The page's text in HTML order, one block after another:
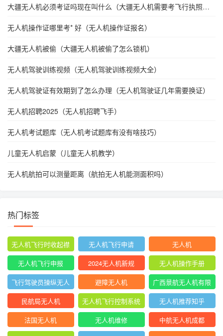
大疆无人机必须考证吗现在叫什么（大疆无人机需要考飞行执照
无人机操作证哪里考* 好（无人机操作证报名）
大疆无人机被偷（大疆无人机被偷了怎么锁机）
无人机驾驶训练视频（无人机驾驶训练视频大全）
无人机驾驶证有效期到了怎么办理（无人机驾驶证几年需要换证）
无人机招聘2025（无人机招聘飞手）
无人机考试题库（无人机考试题库有没有啥技巧）
儿童无人机启蒙（儿童无人机教学）
无人机航拍可以测量距离（航拍无人机能测面积吗）
热门标签
无人机飞行时收起襟
翼
无人机飞行申请
无人机
无人机飞行申报
2024无人机新规
无人机操作手册
飞行驾驶员操纵无人
机坡度转弯时
避障无人机
广西景航无人机有限
公司官网首页
民航局无人机
无人机飞行控制系统
中的pid控制器
无人机推荐知乎
法国无人机
无人机维修
中航无人机成都